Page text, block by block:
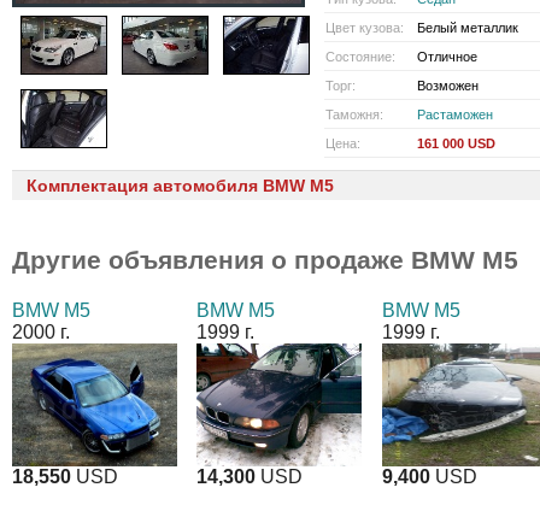
Цвет кузова:
Белый металлик
Состояние:
Отличное
Торг:
Возможен
Таможня:
Растаможен
Цена:
161 000 USD
Комплектация автомобиля BMW M5
Другие объявления о продаже BMW M5
BMW M5
2000 г.
18,550 USD
BMW M5
1999 г.
14,300 USD
BMW M5
1999 г.
9,400 USD